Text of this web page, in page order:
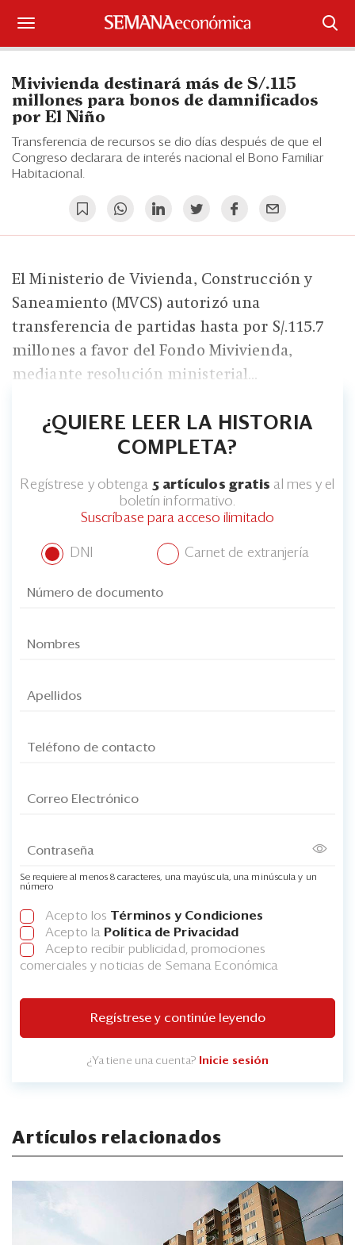
Iniciar sesión
Portada
¿Qué está pasando?
Sectores y Empresas
Economía y Finanzas
Legal y Política
Eventos
Ranking CEO
Mivivienda destinará más de S/.115
millones para bonos de damnificados
por El Niño
Transferencia de recursos se dio días después de que el
Congreso declarara de interés nacional el Bono Familiar
Habitacional.
El Ministerio de Vivienda, Construcción y
Saneamiento (MVCS) autorizó una
transferencia de partidas hasta por S/.115.7
millones a favor del Fondo Mivivienda,
mediante resolución ministerial...
¿QUIERE LEER LA HISTORIA
COMPLETA?
Regístrese y obtenga 5 artículos gratis al mes y el
boletín informativo.
Suscríbase para acceso ilimitado
DNI Carnet de extranjería
Se requiere al menos 8 caracteres, una mayúscula, una minúscula y un
número
Acepto los Términos y Condiciones
Acepto la Política de Privacidad
Acepto recibir publicidad, promociones
comerciales y noticias de Semana Económica
Regístrese y continúe leyendo
¿Ya tiene una cuenta? Inicie sesión
Artículos relacionados